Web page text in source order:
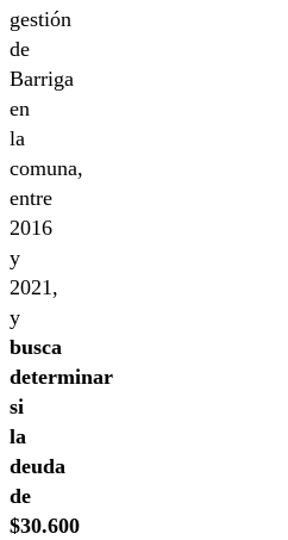
gestión
de
Barriga
en
la
comuna,
entre
2016
y
2021,
y
busca
determinar
si
la
deuda
de
$30.600